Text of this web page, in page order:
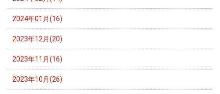
2024年01月(16)
2023年12月(20)
2023年11月(16)
2023年10月(26)